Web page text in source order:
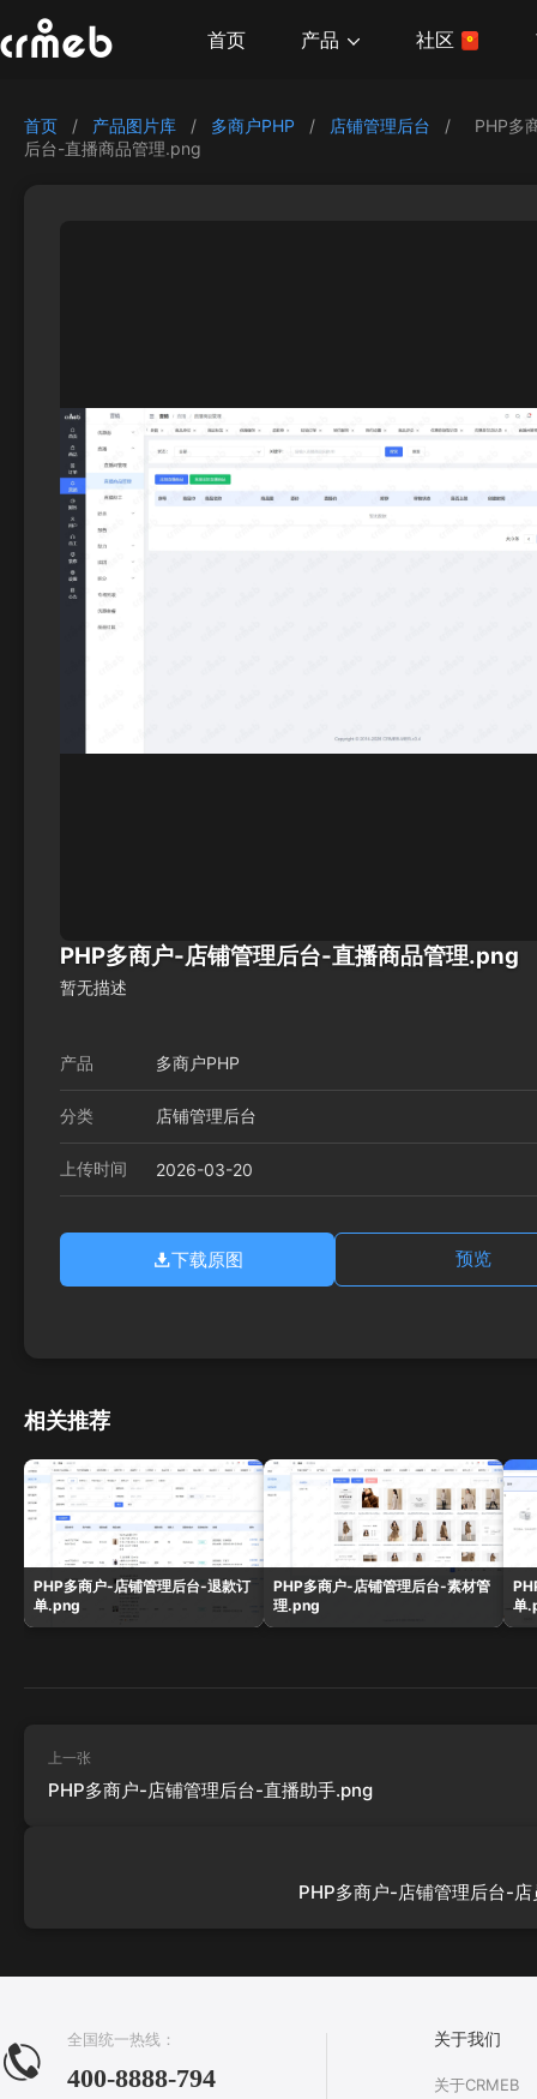
首页 产品 社区
首页 / 产品图片库 / 多商户PHP / 店铺管理后台 /
PHP多
后台-直播商品管理.png
PHP多商户-店铺管理后台-直播商品管理.png
暂无描述
产品 多商户PHP
分类 店铺管理后台
上传时间 2026-03-20
下载原图 预览
相关推荐
PHP多商户-店铺管理后台-退款订
单.png
PHP多商户-店铺管理后台-素材管
理.png
单
上一张
PHP多商户-店铺管理后台-直播助手.png
PHP多商户-店铺管理后台-
全国统一热线：
400-8888-794
关于我们
关于CRMEB